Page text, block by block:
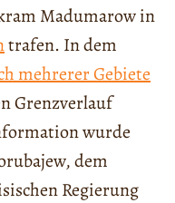
Madumarow in
trafen. In dem
mehrerer Gebiete
Grenzverlauf
wurde
dem
Regierung